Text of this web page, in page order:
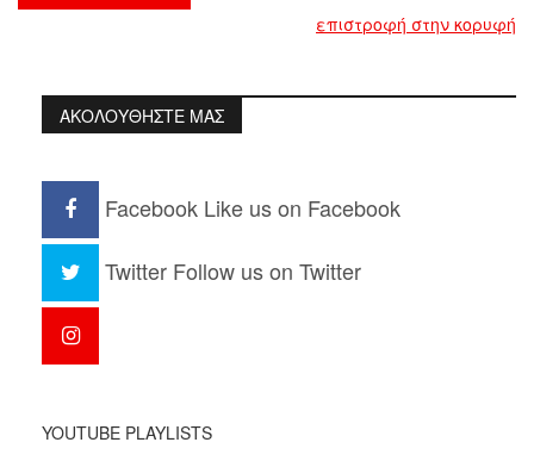
επιστροφή στην κορυφή
ΑΚΟΛΟΥΘΗΣΤΕ ΜΑΣ
Facebook Like us on Facebook
Twitter Follow us on Twitter
YOUTUBE PLAYLISTS